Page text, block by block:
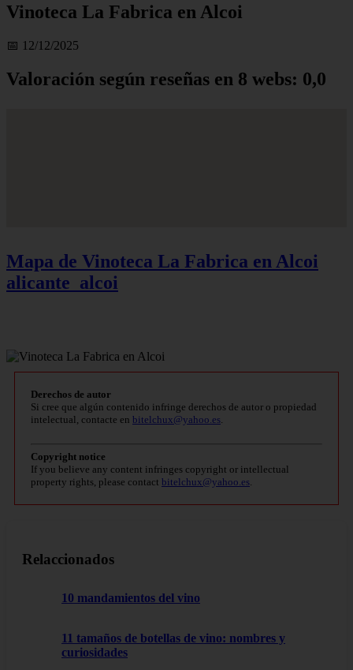
Vinoteca La Fabrica en Alcoi
📅 12/12/2025
Valoración según reseñas en 8 webs: 0,0
Mapa de Vinoteca La Fabrica en Alcoi
alicante_alcoi
Derechos de autor
Si cree que algún contenido infringe derechos de autor o propiedad
intelectual, contacte en bitelchux@yahoo.es
Copyright notice
If you believe any content infringes copyright or intellectual
property rights, please contact bitelchux@yahoo.es
Relaccionados
10 mandamientos del vino
11 tamaños de botellas de vino: nombres y
curiosidades